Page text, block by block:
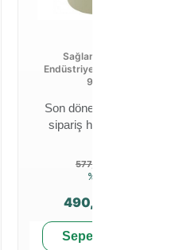
Sağlam Plastik
Endüstriyel Çöp Kovası
90 lt
Son dönemde ilgi ve
sipariş hızı yüksek
577,50 TL
%15
490,00 TL
Sepete Ekle